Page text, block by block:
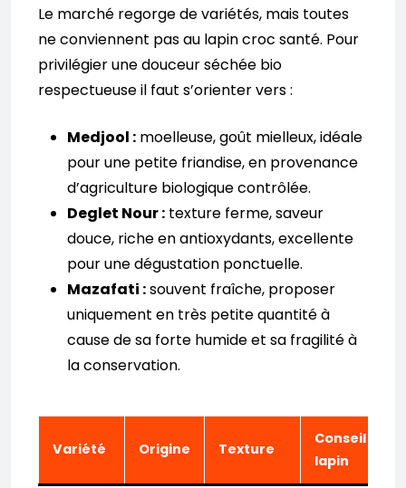
Le marché regorge de variétés, mais toutes
ne conviennent pas au lapin croc santé. Pour
privilégier une douceur séchée bio
respectueuse il faut s’orienter vers :
Medjool : moelleuse, goût mielleux, idéale
pour une petite friandise, en provenance
d’agriculture biologique contrôlée.
Deglet Nour : texture ferme, saveur
douce, riche en antioxydants, excellente
pour une dégustation ponctuelle.
Mazafati :souvent fraîche, proposer
uniquement en très petite quantité à
cause de sa forte humide et sa fragilité à
la conservation.
Variété Origine Texture
Conseil pour
lapin